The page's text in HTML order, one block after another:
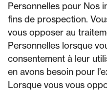
Personnelles pour Nos
fins de prospection.
vous opposer au
Personnelles lorsque
consentement à leur
en avons besoin pour
Lorsque vous vous